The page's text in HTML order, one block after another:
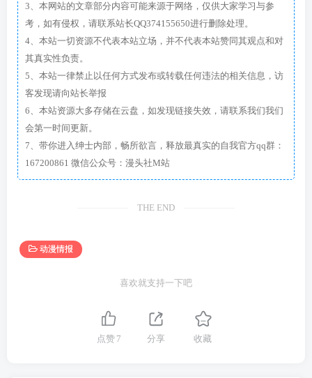
3、本网站的文章部分内容可能来源于网络，仅供大家学习与参
考，如有侵权，请联系站长QQ374155650进行删除处理。
4、本站一切资源不代表本站立场，并不代表本站赞同其观点和对
其真实性负责。
5、本站一律禁止以任何方式发布或转载任何违法的相关信息，访
客发现请向站长举报
6、本站资源大多存储在云盘，如发现链接失效，请联系我们我们
会第一时间更新。
7、带你进入绅士内部，畅所欲言，释放最真实的自我官方qq群：
167200861 微信公众号：漫头社M站
THE END
动漫情报
喜欢就支持一下吧
点赞 7 分享 收藏